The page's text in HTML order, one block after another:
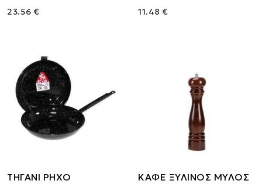
23.56 € 11.48 €
ΤΗΓΑΝΙ ΡΗΧΟ
ΚΑΦΕ ΞΥΛΙΝΟΣ ΜΥΛΟΣ